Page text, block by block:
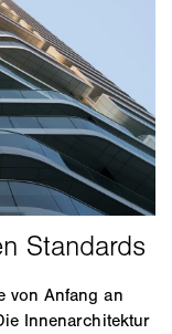
von Anfang an
Innenarchitektur